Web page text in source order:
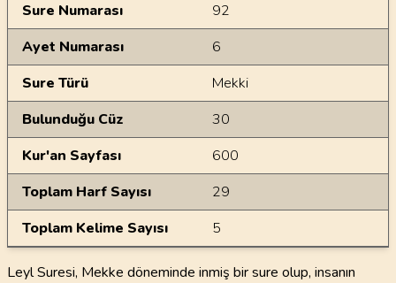
Sure Numarası
92
Ayet Numarası
6
Sure Türü
Mekki
Bulunduğu Cüz
30
Kur'an Sayfası
600
Toplam Harf Sayısı
29
Toplam Kelime Sayısı
5
Leyl Suresi, Mekke döneminde inmiş bir sure olup, insanın